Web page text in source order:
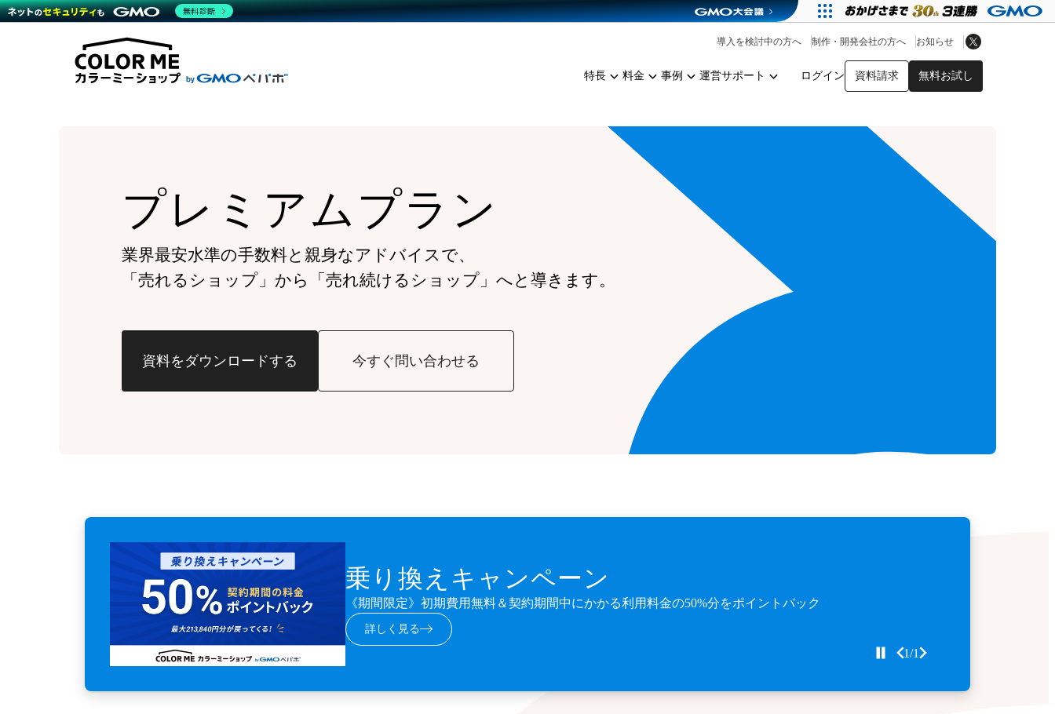
特長 料金 事例 運営サポート ログイン 資料請求 無料お試し
導入を検討中の方へ 制作・開発会社の方へ お知らせ
商材一覧を見る
機能一覧を見る
WordPress導入
顧客ロイヤリティを向上
モバイルアプリ
複数店舗との連携
雑貨販売 アプリストア
料金
プラン・料金一覧を見る
料金シミュレーション
事例
運営サポート
サポート一覧を見る
コミュニティイベントCarty
YouTubeチャンネル
プレミアムプラン
業界最安水準の手数料と親身なアドバイスで、
「売れるショップ」から「売れ続けるショップ」へと導きます。
資料をダウンロードする 今すぐ問い合わせる
乗り換えキャンペーン
《期間限定》初期費用無料＆契約期間中にかかる利用料金の50%分をポイントバック
詳しく見る
1/1
無料診断